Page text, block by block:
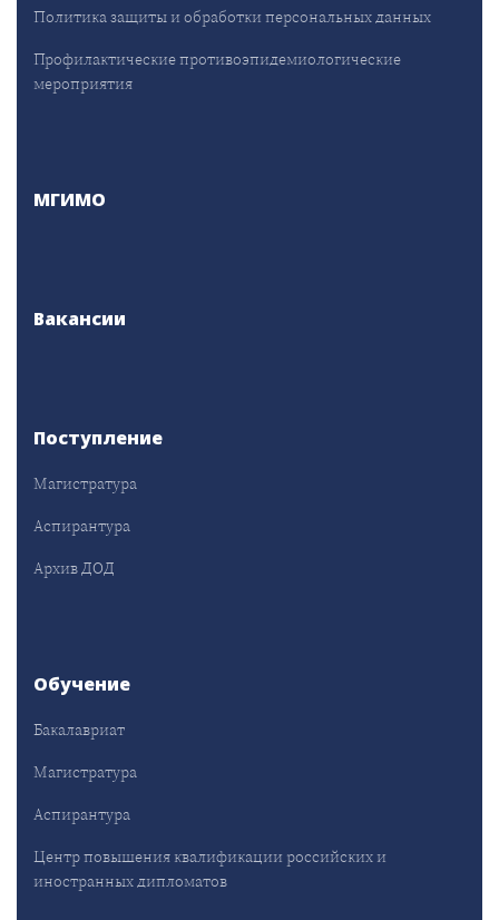
Политика защиты и обработки персональных данных
Профилактические противоэпидемиологические
мероприятия
МГИМО
Вакансии
Поступление
Магистратура
Аспирантура
Архив ДОД
Обучение
Бакалавриат
Магистратура
Аспирантура
Центр повышения квалификации российских и
иностранных дипломатов